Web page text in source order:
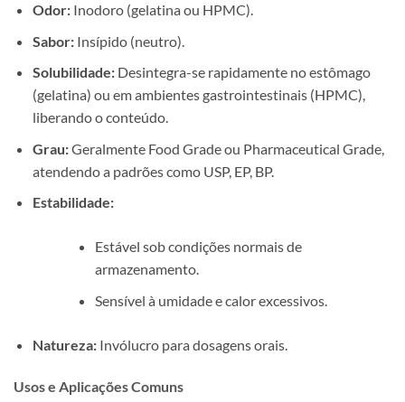
Odor:Inodoro (gelatina ou HPMC).
Sabor:Insípido (neutro).
Solubilidade:Desintegra-se rapidamente no estômago
(gelatina) ou em ambientes gastrointestinais (HPMC),
liberando o conteúdo.
Grau:Geralmente Food Grade ou Pharmaceutical Grade,
atendendo a padrões como USP, EP, BP.
Estabilidade:
Estável sob condições normais de
armazenamento.
Sensível à umidade e calor excessivos.
Natureza:Invólucro para dosagens orais.
Usos e Aplicações Comuns